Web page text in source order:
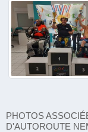
PHOTOS
D'AUTOROUTE